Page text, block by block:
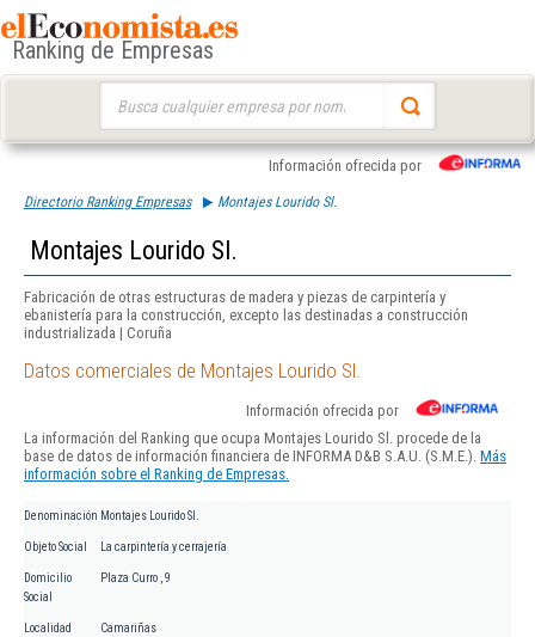
Ranking de Empresas
Información ofrecida por
Directorio Ranking Empresas Montajes Lourido Sl.
Montajes Lourido Sl.
Fabricación de otras estructuras de madera y piezas de carpintería y
ebanistería para la construcción, excepto las destinadas a construcción
industrializada | Coruña
Datos comerciales de Montajes Lourido Sl.
Información ofrecida por
La información del Ranking que ocupa Montajes Lourido Sl. procede de la
base de datos de información financiera de INFORMA D&B S.A.U. (S.M.E.). Más
información sobre el Ranking de Empresas.
Denominación Montajes Lourido Sl.
Objeto Social La carpintería y cerrajería
Domicilio
Social
Plaza Curro , 9
Localidad Camariñas